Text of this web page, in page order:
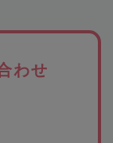
わせ